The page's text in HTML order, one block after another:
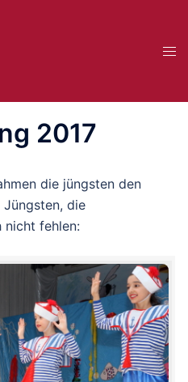
2017
die jüngsten den
Jüngsten, die
nicht fehlen: